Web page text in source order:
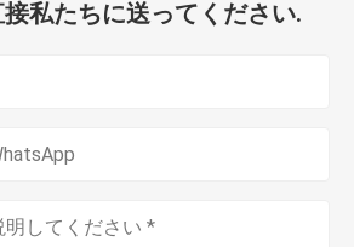
私たちに送ってください.